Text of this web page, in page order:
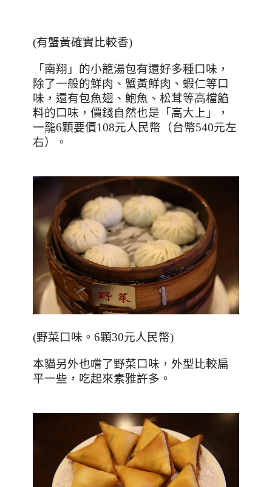
(有蟹黃確實比較香)
「南翔」的小籠湯包有還好多種口味，
除了一般的鮮肉、蟹黃鮮肉、蝦仁等口
味，還有包魚翅、鮑魚、松茸等高檔餡
料的口味，價錢自然也是「高大上」，
一籠6顆要價108元人民幣（台幣540元左
右）。
(野菜口味。 6顆30元人民幣)
本貓另外也嚐了野菜口味，外型比較扁
平一些，吃起來素雅許多。